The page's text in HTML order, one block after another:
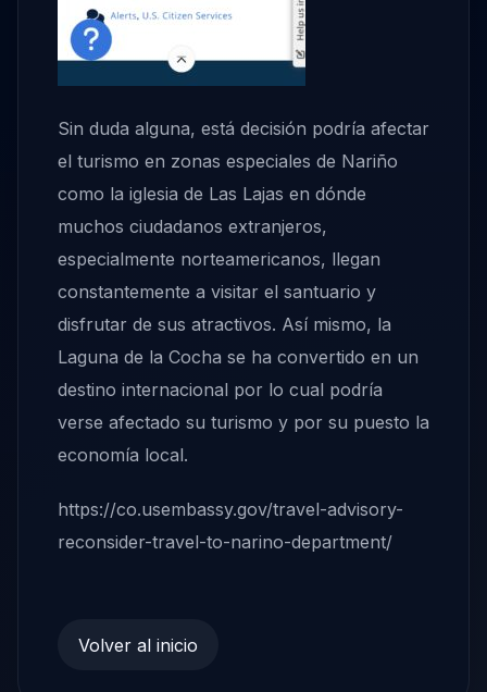
Sin duda alguna, está decisión podría afectar
el turismo en zonas especiales de Nariño
como la iglesia de Las Lajas en dónde
muchos ciudadanos extranjeros,
especialmente norteamericanos, llegan
constantemente a visitar el santuario y
disfrutar de sus atractivos. Así mismo, la
Laguna de la Cocha se ha convertido en un
destino internacional por lo cual podría
verse afectado su turismo y por su puesto la
economía local.
https://co.usembassy.gov/travel-advisory-
reconsider-travel-to-narino-department/
Volver al inicio